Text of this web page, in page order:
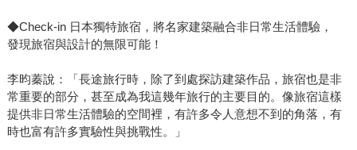
◆Check-in 日本獨特旅宿，將名家建築融合非日常生活體驗，
發現旅宿與設計的無限可能！
李昀蓁說：「長途旅行時，除了到處探訪建築作品，旅宿也是非
常重要的部分，甚至成為我這幾年旅行的主要目的。像旅宿這樣
提供非日常生活體驗的空間裡，有許多令人意想不到的角落，有
時也富有許多實驗性與挑戰性。」